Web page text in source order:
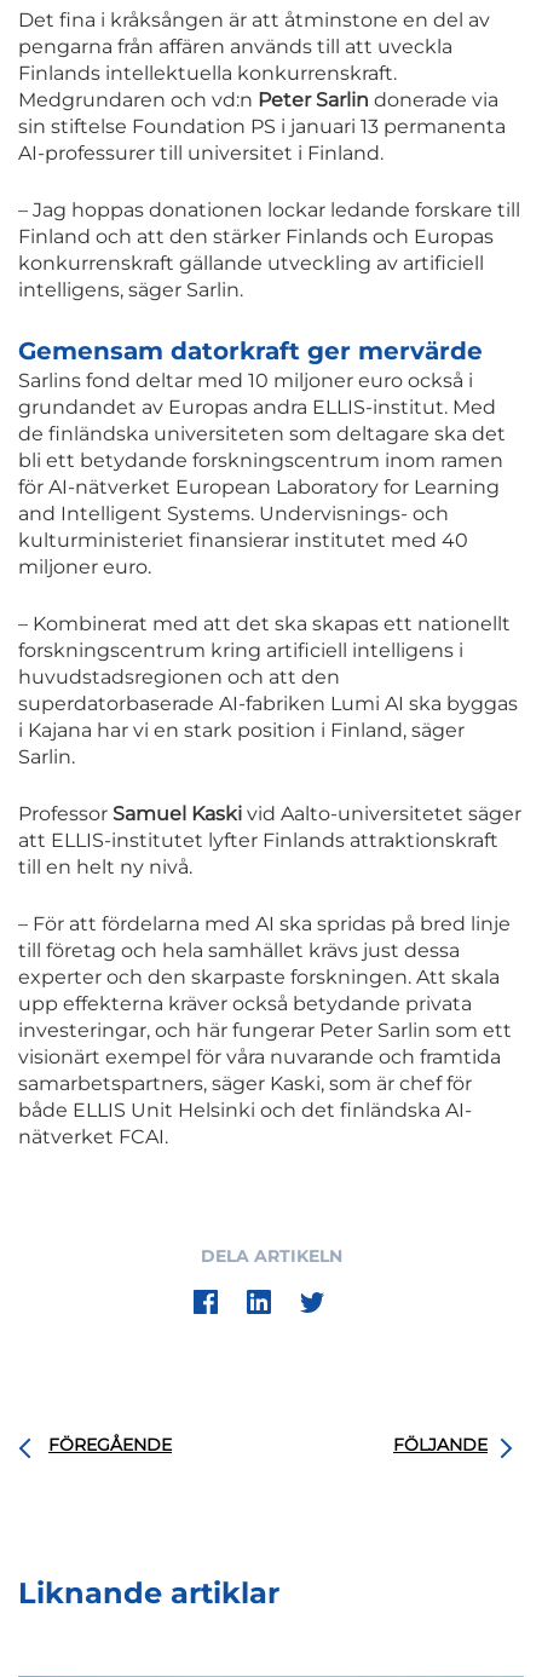
Det fina i kråksången är att åtminstone en del av
pengarna från affären används till att uveckla
Finlands intellektuella konkurrenskraft.
Medgrundaren och vd:n Peter Sarlin donerade via
sin stiftelse Foundation PS i januari 13 permanenta
AI-professurer till universitet i Finland.
– Jag hoppas donationen lockar ledande forskare till
Finland och att den stärker Finlands och Europas
konkurrenskraft gällande utveckling av artificiell
intelligens, säger Sarlin.
Gemensam datorkraft ger mervärde
Sarlins fond deltar med 10 miljoner euro också i
grundandet av Europas andra ELLIS-institut. Med
de finländska universiteten som deltagare ska det
bli ett betydande forskningscentrum inom ramen
för AI-nätverket European Laboratory for Learning
and Intelligent Systems. Undervisnings- och
kulturministeriet finansierar institutet med 40
miljoner euro.
– Kombinerat med att det ska skapas ett nationellt
forskningscentrum kring artificiell intelligens i
huvudstadsregionen och att den
superdatorbaserade AI-fabriken Lumi AI ska byggas
i Kajana har vi en stark position i Finland, säger
Sarlin.
Professor Samuel Kaski vid Aalto-universitetet säger
att ELLIS-institutet lyfter Finlands attraktionskraft
till en helt ny nivå.
– För att fördelarna med AI ska spridas på bred linje
till företag och hela samhället krävs just dessa
experter och den skarpaste forskningen. Att skala
upp effekterna kräver också betydande privata
investeringar, och här fungerar Peter Sarlin som ett
visionärt exempel för våra nuvarande och framtida
samarbetspartners, säger Kaski, som är chef för
både ELLIS Unit Helsinki och det finländska AI-
nätverket FCAI.
DELA ARTIKELN
FÖREGÅENDE FÖLJANDE
Liknande artiklar